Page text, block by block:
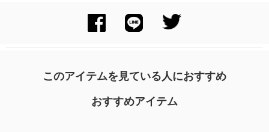
このアイテムを見ている人におすすめ
おすすめアイテム